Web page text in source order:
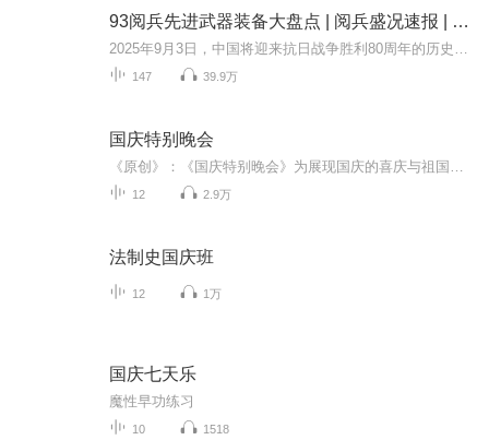
93阅兵先进武器装备大盘点 | 阅兵盛况速报 | 纪念抗日战争胜利80周年大阅兵
147 39.9万
国庆特别晚会
12 2.9万
法制史国庆班
12 1万
国庆七天乐
魔性早功练习
10 1518